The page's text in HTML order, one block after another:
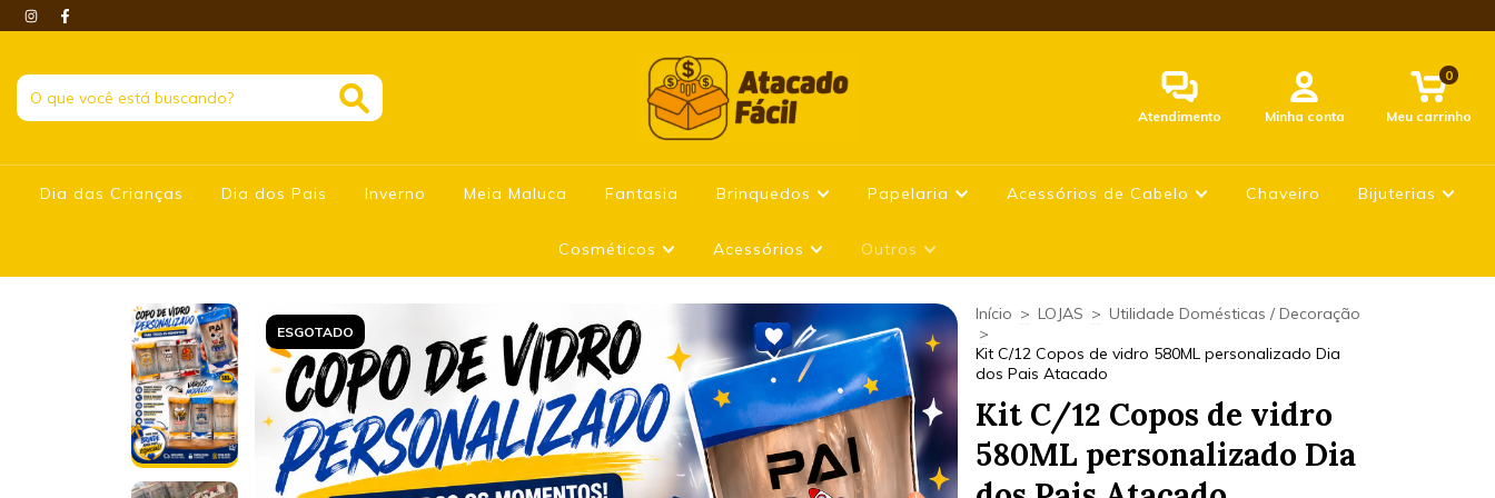
Atendimento Minha conta Meu carrinho
0
Dia das Crianças Dia dos Pais Inverno Meia Maluca Fantasia Brinquedos Papelaria Acessórios de Cabelo Chaveiro Bijuterias
Cosméticos Acessórios Outros
ESGOTADO
Início > LOJAS > Utilidade Domésticas / Decoração
>
Kit C/12 Copos de vidro 580ML personalizado Dia
dos Pais Atacado
Kit C/12 Copos de vidro
580ML personalizado Dia